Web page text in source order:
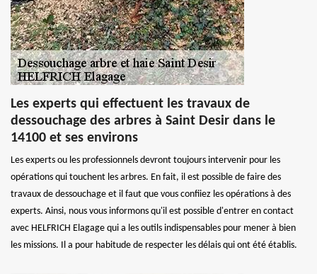
Les experts qui effectuent les travaux de
dessouchage des arbres à Saint Desir dans le
14100 et ses environs
Les experts ou les professionnels devront toujours intervenir pour les
opérations qui touchent les arbres. En fait, il est possible de faire des
travaux de dessouchage et il faut que vous confiiez les opérations à des
experts. Ainsi, nous vous informons qu'il est possible d'entrer en contact
avec HELFRICH Elagage qui a les outils indispensables pour mener à bien
les missions. Il a pour habitude de respecter les délais qui ont été établis.